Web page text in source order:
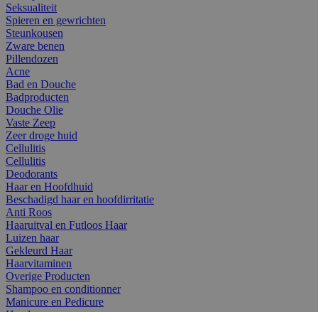
Seksualiteit
Spieren en gewrichten
Steunkousen
Zware benen
Pillendozen
Acne
Bad en Douche
Badproducten
Douche Olie
Vaste Zeep
Zeer droge huid
Cellulitis
Cellulitis
Deodorants
Haar en Hoofdhuid
Beschadigd haar en hoofdirritatie
Anti Roos
Haaruitval en Futloos Haar
Luizen haar
Gekleurd Haar
Haarvitaminen
Overige Producten
Shampoo en conditionner
Manicure en Pedicure